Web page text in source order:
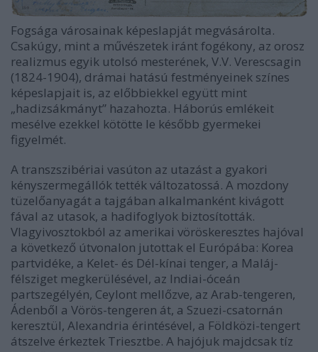
Fogsága városainak képeslapját megvásárolta.
Csakúgy, mint a művészetek iránt fogékony, az orosz
realizmus egyik utolsó mesterének, V.V. Verescsagin
(1824-1904), drámai hatású festményeinek színes
képeslapjait is, az előbbiekkel együtt mint
„hadizsákmányt” hazahozta. Háborús emlékeit
mesélve ezekkel kötötte le később gyermekei
figyelmét.
A transzszibériai vasúton az utazást a gyakori
kényszermegállók tették változatossá. A mozdony
tüzelőanyagát a tajgában alkalmanként kivágott
fával az utasok, a hadifoglyok biztosították.
Vlagyivosztokból az amerikai vöröskeresztes hajóval
a következő útvonalon jutottak el Európába: Korea
partvidéke, a Kelet- és Dél-kínai tenger, a Maláj-
félsziget megkerülésével, az Indiai-óceán
partszegélyén, Ceylont mellőzve, az Arab-tengeren,
Ádenből a Vörös-tengeren át, a Szuezi-csatornán
keresztül, Alexandria érintésével, a Földközi-tengert
átszelve érkeztek Triesztbe. A hajójuk majdcsak tíz